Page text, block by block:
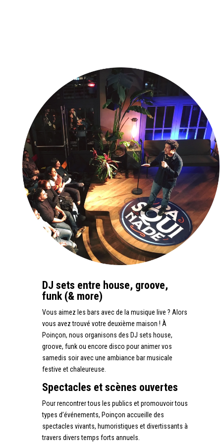
DJ sets entre house, groove,
funk (& more)
Vous aimez les bars avec de la musique live ? Alors
vous avez trouvé votre deuxième maison ! À
Poinçon, nous organisons des DJ sets house,
groove, funk ou encore disco pour animer vos
samedis soir avec une ambiance bar musicale
festive et chaleureuse.
Spectacles et scènes ouvertes
Pour rencontrer tous les publics et promouvoir tous
types d’événements, Poinçon accueille des
spectacles vivants, humoristiques et divertissants à
travers divers temps forts annuels.